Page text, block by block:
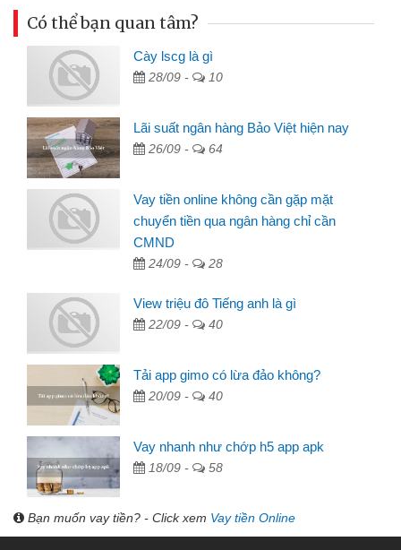
Có thể bạn quan tâm?
Cày lscg là gì
28/09 - 10
Lãi suất ngân hàng Bảo Việt hiện nay
26/09 - 64
Vay tiền online không cần gặp mặt
chuyển tiền qua ngân hàng chỉ cần
CMND
24/09 - 28
View triệu đô Tiếng anh là gì
22/09 - 40
Tải app gimo có lừa đảo không?
20/09 - 40
Vay nhanh như chớp h5 app apk
18/09 - 58
Bạn muốn vay tiền? - Click xem Vay tiền Online